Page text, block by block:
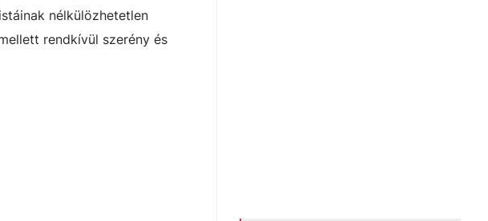
nélkülözhetetlen
rendkívül szerény és